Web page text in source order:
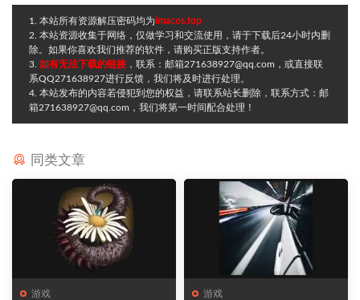
1. 本站所有资源解压密码均为imacos.top
2. 本站资源收集于网络，仅做学习和交流使用，请于下载后24小时内删
除。如果你喜欢我们推荐的软件，请购买正版支持作者。
3. 如有无法下载的链接 ，联系：邮箱271638927@qq.com，或直接联
系QQ271638927进行反馈，我们将及时进行处理。
4. 本站发布的内容若侵犯到您的权益，请联系站长删除，联系方式：邮
箱271638927@qq.com，我们将第一时间配合处理！
同类文章
游戏 游戏